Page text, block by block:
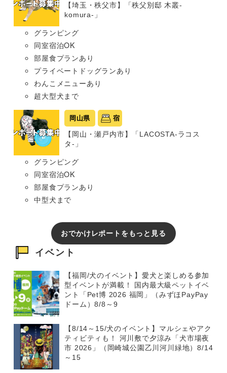
【埼玉・秩父市】「秩父別邸 木叢-
komura-」
グランピング
同室宿泊OK
部屋食プランあり
プライベートドッグランあり
わんこメニューあり
超大型犬まで
岡山県 宿
【岡山・瀬戸内市】「LACOSTA-ラコス
タ-」
グランピング
同室宿泊OK
部屋食プランあり
中型犬まで
おでかけレポートをもっと見る
イベント
【福岡/犬のイベント】愛犬と楽しめる参加
型イベントが満載！ 国内最大級ペットイベ
ント「Pet博 2026 福岡」（みずほPayPay
ドーム）8/8～9
【8/14～15/犬のイベント】マルシェやアク
ティビティも！ 河川敷で夕涼み「犬市場夜
市 2026」（岡崎城公園乙川河川緑地）8/14
～15